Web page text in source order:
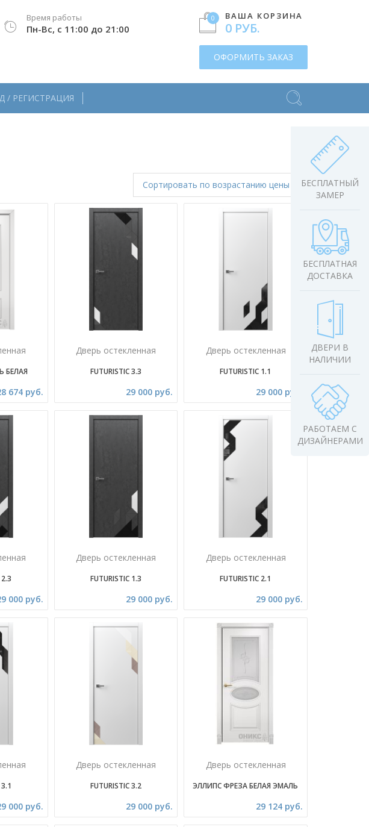
0 ВАША КОРЗИНА
0 РУБ.
ОФОРМИТЬ ЗАКАЗ
Время работы
Пн-Вс, с 11:00 до 21:00
/ РЕГИСТРАЦИЯ
БЕСПЛАТНЫЙ
ЗАМЕР
БЕСПЛАТНАЯ
ДОСТАВКА
ДВЕРИ В
НАЛИЧИИ
РАБОТАЕМ С
ДИЗАЙНЕРАМИ
Сортировать по возрастанию цены
БЕЛАЯ
674 руб.
Дверь остекленная
FUTURISTIC 3.3
29 000 руб.
Дверь остекленная
FUTURISTIC 1.1
29 000 руб.
000 руб.
Дверь остекленная
FUTURISTIC 1.3
29 000 руб.
Дверь остекленная
FUTURISTIC 2.1
29 000 руб.
000 руб.
Дверь остекленная
FUTURISTIC 3.2
29 000 руб.
Дверь остекленная
ЭЛЛИПС ФРЕЗА БЕЛАЯ ЭМАЛЬ
29 124 руб.